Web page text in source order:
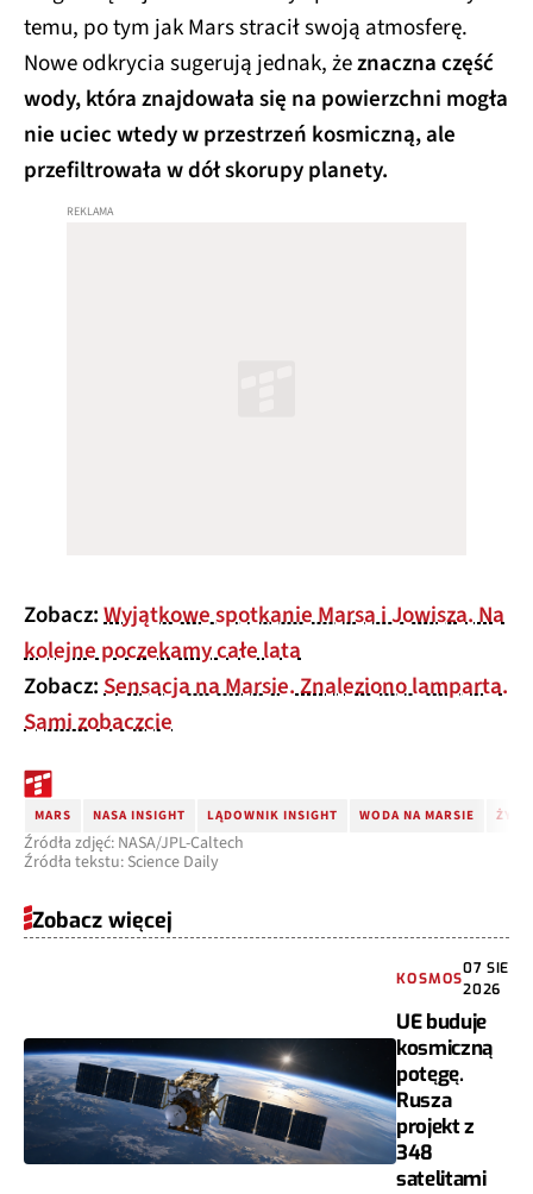
temu, po tym jak Mars stracił swoją atmosferę.
Nowe odkrycia sugerują jednak, żeznaczna część
wody, która znajdowała się na powierzchni mogła
nie uciec wtedy w przestrzeń kosmiczną, ale
przefiltrowała w dół skorupy planety.
Zobacz:Wyjątkowe spotkanie Marsa i Jowisza. Na
kolejne poczekamy całe lata
Zobacz:Sensacja na Marsie. Znaleziono lamparta.
Sami zobaczcie
MARS NASA INSIGHT LĄDOWNIK INSIGHT WODA NA MARSIE
Źródła zdjęć: NASA/JPL-Caltech
Źródła tekstu: Science Daily
Zobacz więcej
KOSMOS
07 SIE
2026
UE buduje
kosmiczną
potęgę.
Rusza
projekt z
348
satelitami